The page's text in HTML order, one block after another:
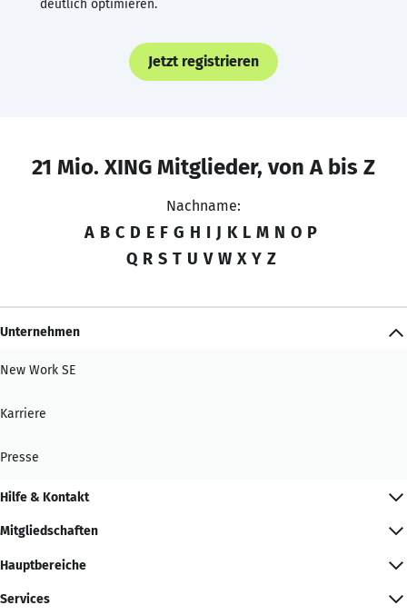
deutlich optimieren.
Jetzt registrieren
21 Mio. XING Mitglieder, von A bis Z
Nachname:
A B C D E F G H I J K L M N O P
Q R S T U V W X Y Z
Unternehmen
New Work SE
Karriere
Presse
Hilfe & Kontakt
Mitgliedschaften
Hauptbereiche
Services